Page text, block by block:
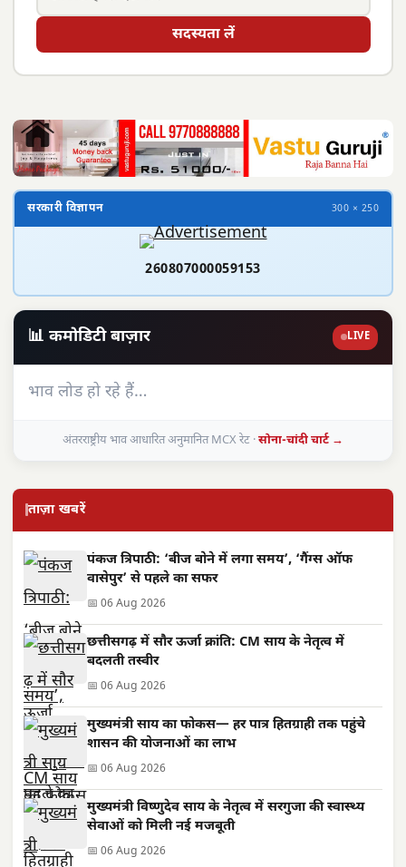
सदस्यता लें
सरकारी विज्ञापन 300 × 250
260807000059153
📊 कमोडिटी बाज़ार LIVE
भाव लोड हो रहे हैं…
अंतरराष्ट्रीय भाव आधारित अनुमानित MCX रेट ·सोना-चांदी चार्ट →
ताज़ा खबरें
पंकज त्रिपाठी: ‘बीज बोने में लगा समय’, ‘गैंग्स ऑफ
वासेपुर’ से पहले का सफर
📅 06 Aug 2026
छत्तीसगढ़ में सौर ऊर्जा क्रांति: CM साय के नेतृत्व में
बदलती तस्वीर
📅 06 Aug 2026
मुख्यमंत्री साय का फोकस— हर पात्र हितग्राही तक पहुंचे
शासन की योजनाओं का लाभ
📅 06 Aug 2026
मुख्यमंत्री विष्णुदेव साय के नेतृत्व में सरगुजा की स्वास्थ्य
सेवाओं को मिली नई मजबूती
📅 06 Aug 2026